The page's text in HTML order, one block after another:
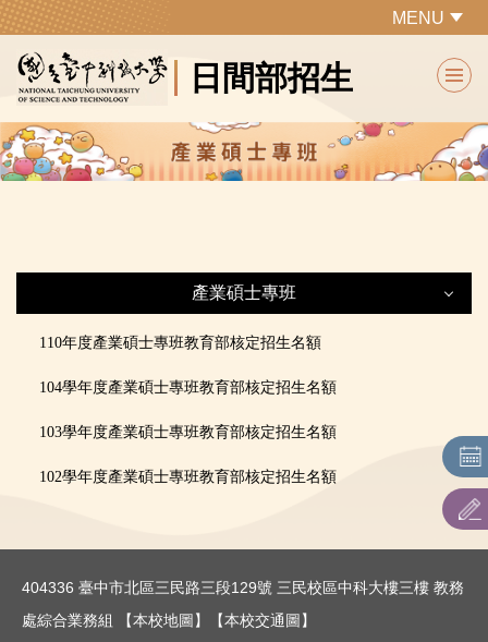
跳
主
要
內
容
區
日間部招生
MENU
產業碩士專班
產業碩士專班
招生簡章
110年度產業碩士專班教育部核定招生名額
104學年度產業碩士專班教育部核定招生名額
103學年度產業碩士專班教育部核定招生名額
102學年度產業碩士專班教育部核定招生名額
404336 臺中市北區三民路三段129號 三民校區中科大樓三樓 教務
處綜合業務組
【本校地圖】
【本校交通圖】